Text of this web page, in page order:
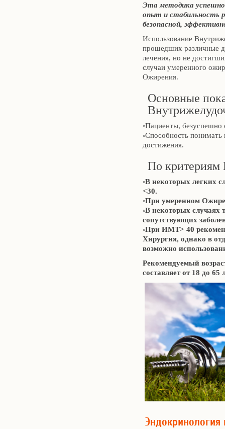
Эта методика успешно
опыт и стабильность
безопасной,
Использование
прошедших различные
лечения, но не
случаи умеренного
Ожирения.
Основные
◦Пациенты,
◦Способность
достижения.
По
◦В некоторых легких
<30.
◦При умеренном
◦В некоторых
сопутствующих
◦При ИМТ> 40
Хирургия, однако в
возможно
Рекомендуемый
составляет от 18 до 65
Эндокринология